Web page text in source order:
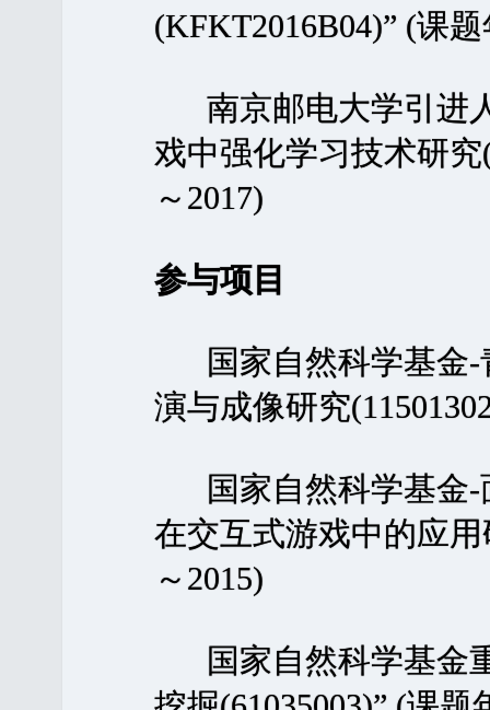
(KFKT2016B04)” (课
南京邮电大学引进
戏中强化学习技术研究
～2017)
参与项目
国家自然科学基金-
演与成像研究
国家自然科学基金-
在交互式游戏中的应用
～2015)
国家自然科学基金